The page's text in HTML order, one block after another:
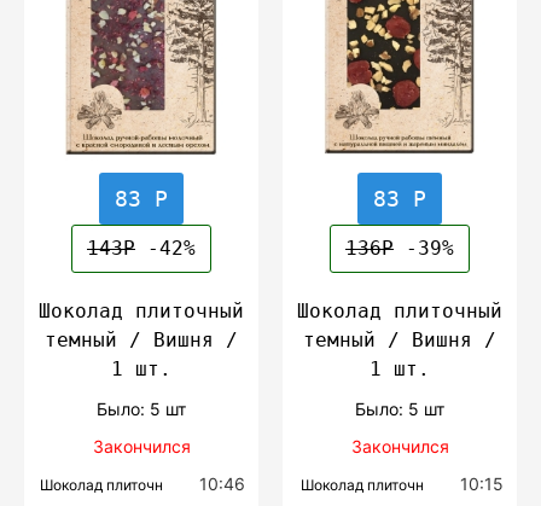
83 Р
143Р -42%
Шоколад плиточный
темный / Вишня /
1 шт.
Было: 5 шт
Закончился
Шоколад плиточн 10:46
83 Р
136Р -39%
Шоколад плиточный
темный / Вишня /
1 шт.
Было: 5 шт
Закончился
Шоколад плиточн 10:15